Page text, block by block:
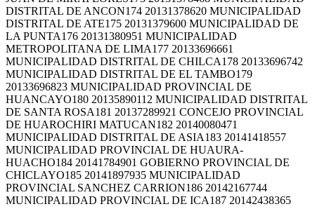
DISTRITAL DE ANCON174 20131378620 MUNICIPALIDAD
DISTRITAL DE ATE175 20131379600 MUNICIPALIDAD DE
LA PUNTA176 20131380951 MUNICIPALIDAD
METROPOLITANA DE LIMA177 20133696661
MUNICIPALIDAD DISTRITAL DE CHILCA178 20133696742
MUNICIPALIDAD DISTRITAL DE EL TAMBO179
20133696823 MUNICIPALIDAD PROVINCIAL DE
HUANCAYO180 20135890112 MUNICIPALIDAD DISTRITAL
DE SANTA ROSA181 20137289921 CONCEJO PROVINCIAL
DE HUAROCHIRI MATUCAN182 20140080471
MUNICIPALIDAD DISTRITAL DE ASIA183 20141418557
MUNICIPALIDAD PROVINCIAL DE HUAURA-
HUACHO184 20141784901 GOBIERNO PROVINCIAL DE
CHICLAYO185 20141897935 MUNICIPALIDAD
PROVINCIAL SANCHEZ CARRION186 20142167744
MUNICIPALIDAD PROVINCIAL DE ICA187 20142438365